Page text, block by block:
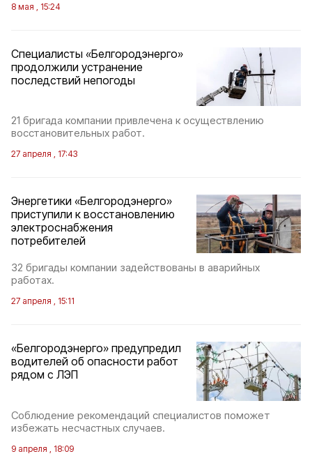
8 мая , 15:24
Специалисты «Белгородэнерго»
продолжили устранение
последствий непогоды
21 бригада компании привлечена к осуществлению
восстановительных работ.
27 апреля , 17:43
Энергетики «Белгородэнерго»
приступили к восстановлению
электроснабжения
потребителей
32 бригады компании задействованы в аварийных
работах.
27 апреля , 15:11
«Белгородэнерго» предупредил
водителей об опасности работ
рядом с ЛЭП
Соблюдение рекомендаций специалистов поможет
избежать несчастных случаев.
9 апреля , 18:09